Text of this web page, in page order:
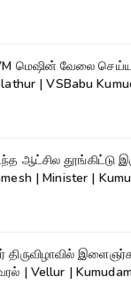
மெஷின் வேலை
| VSBabu
ஆட்சில தூங்கிட்டு
| Minister |
திருவிழாவில்
| Vellur |